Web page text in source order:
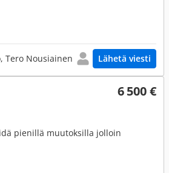
Tero Nousiainen Lähetä viesti
6 500 €
pienillä muutoksilla jolloin